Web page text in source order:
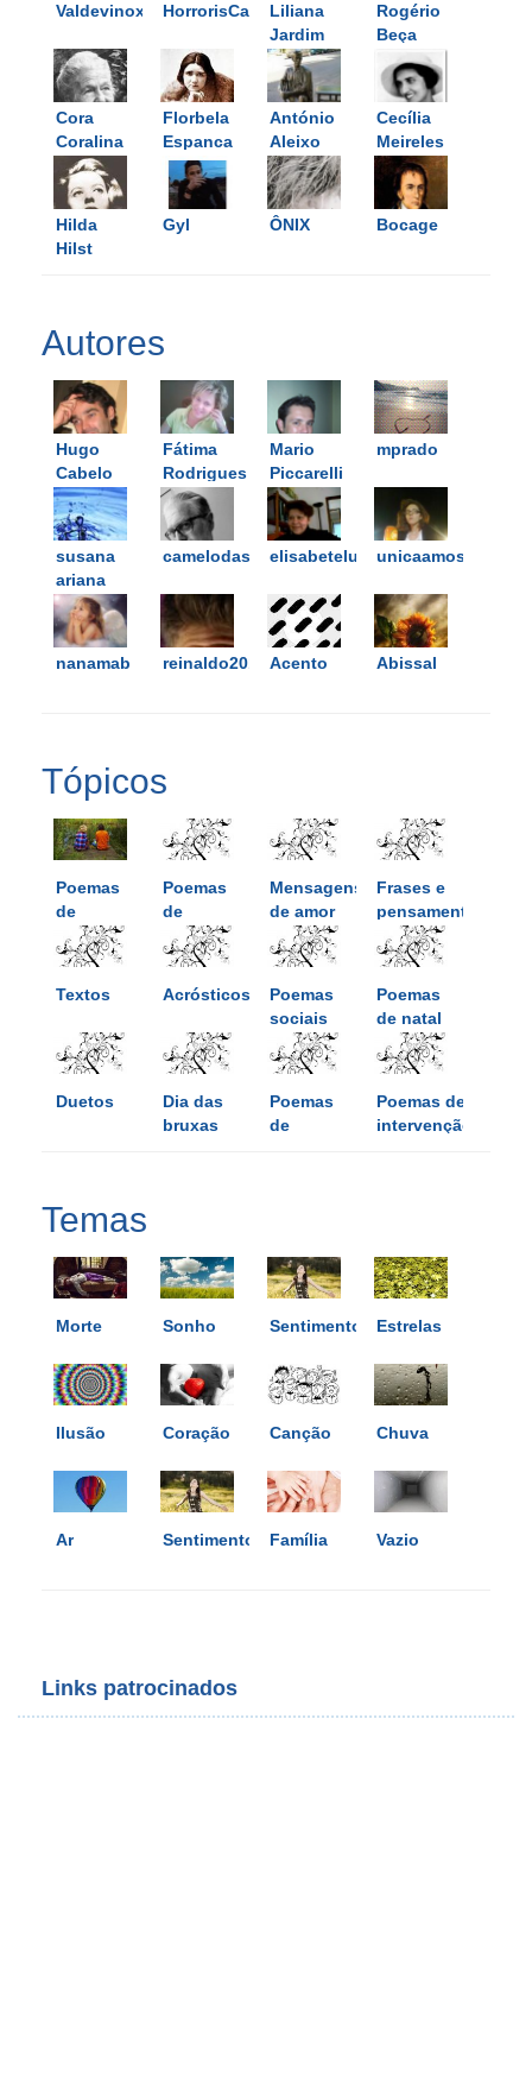
Valdevinoxis HorrorisCausaLiliana
Jardim
Rogério
Beça
Cora
Coralina
Florbela
Espanca
António
Aleixo
Cecília
Meireles
Hilda
Hilst
Gyl ÔNIX Bocage
Autores
Hugo
Cabelo
Fátima
Rodrigues
Mario
Piccarelli
mprado
susana
ariana
camelodasquintaselisabeteluisfialhounicaamostra
nanamab reinaldo2011 Acento Abissal
Tópicos
Poemas
de
amizade
Poemas
de
tristeza
Mensagens
de amor
Frases e
pensamentos
Textos Acrósticos
Poemas
sociais
Poemas
de natal
Duetos
Dia das
bruxas
Poemas
de
Poemas de
intervenção
Temas
Morte Sonho Sentimentos Estrelas
Ilusão Coração Canção Chuva
Ar Sentimento Família Vazio
Links patrocinados